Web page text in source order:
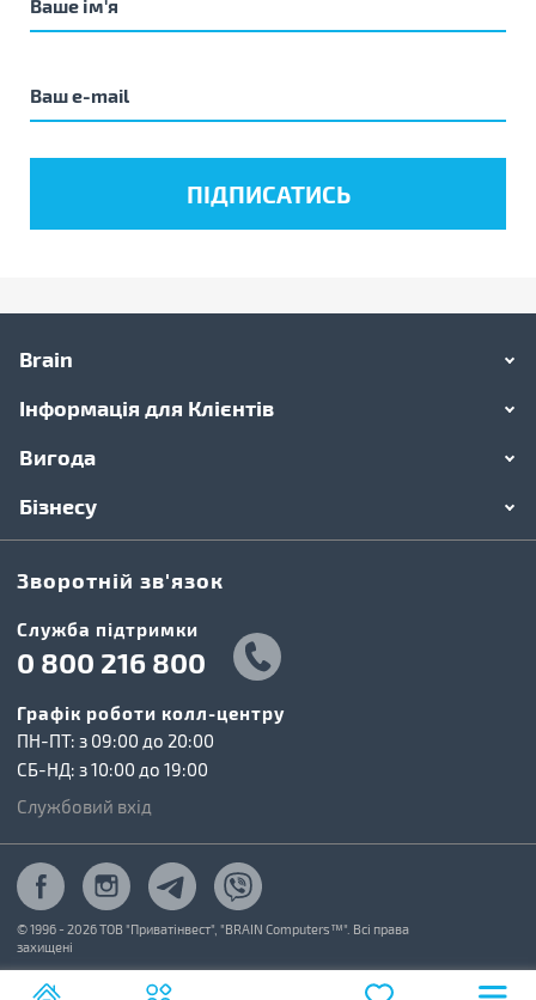
Brain
Інформація для Клієнтів
Вигода
Бізнесу
Зворотній зв'язок
Cлужба підтримки
0 800 216 800
Графік роботи колл-центру
ПН-ПТ: з 09:00 до 20:00
СБ-НД: з 10:00 до 19:00
Службовий вхід
© 1996 - 2026 ТОВ "Приватінвест", "BRAIN Computers™". Всі права
захищені